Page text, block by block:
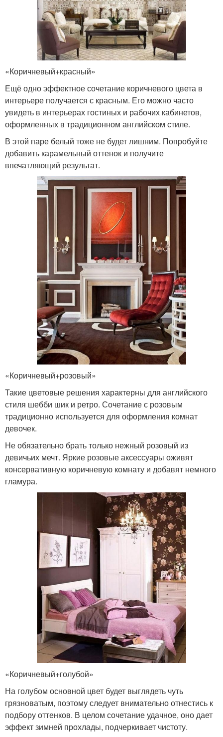
«Коричневый+красный»
Ещё одно эффектное сочетание коричневого цвета в
интерьере получается с красным. Его можно часто
увидеть в интерьерах гостиных и рабочих кабинетов,
оформленных в традиционном английском стиле.
В этой паре белый тоже не будет лишним. Попробуйте
добавить карамельный оттенок и получите
впечатляющий результат.
«Коричневый+розовый»
Такие цветовые решения характерны для английского
стиля шебби шик и ретро. Сочетание с розовым
традиционно используется для оформления комнат
девочек.
Не обязательно брать только нежный розовый из
девичьих мечт. Яркие розовые аксессуары оживят
консервативную коричневую комнату и добавят немного
гламура.
«Коричневый+голубой»
На голубом основной цвет будет выглядеть чуть
грязноватым, поэтому следует внимательно отнестись к
подбору оттенков. В целом сочетание удачное, оно дает
эффект зимней прохлады, подчеркивает чистоту.